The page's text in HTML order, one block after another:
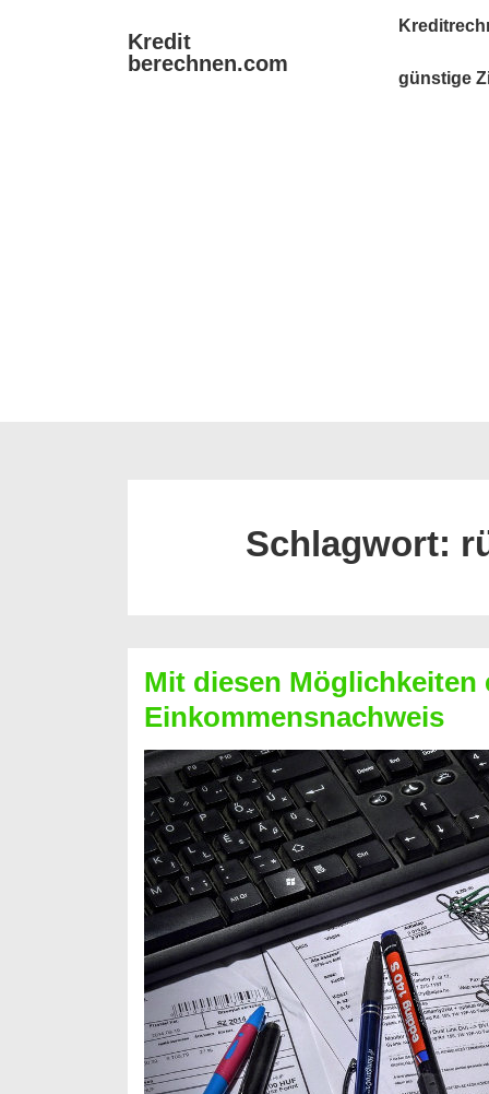
Kredit
berechnen.com
Main
günstige
Schlagwort:
Mit diesen Möglichkeiten
Einkommensnachweis